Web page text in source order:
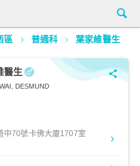
區 普通科 葉家維醫生
醫生
DESMUND
中70號卡佛大廈1707室